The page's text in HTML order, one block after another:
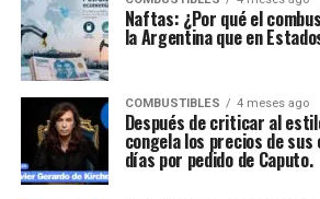
Naftas: ¿Por qué el
la Argentina que en
COMBUSTIBLES 4 meses ago
Después de criticar al
congela los precios de
días por pedido de Caputo.